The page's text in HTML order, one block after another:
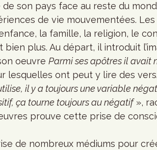
son pays face au reste du
de vie mouvementées.
la famille, la religion, le
plus. Au départ, il introduit
oeuvre Parmi ses apôtres il avait
lesquelles ont peut y lire des
il y a toujours une variable
ça tourne toujours au négatif »,
prouve cette prise de
de nombreux médiums pour